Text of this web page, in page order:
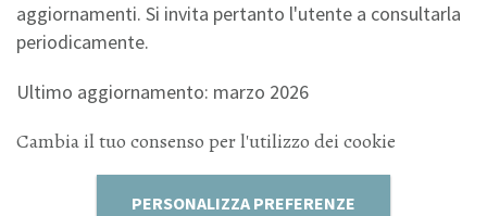
aggiornamenti. Si invita pertanto l'utente a consultarla
periodicamente.
Ultimo aggiornamento: marzo 2026
Cambia il tuo consenso per l'utilizzo dei cookie
PERSONALIZZA PREFERENZE